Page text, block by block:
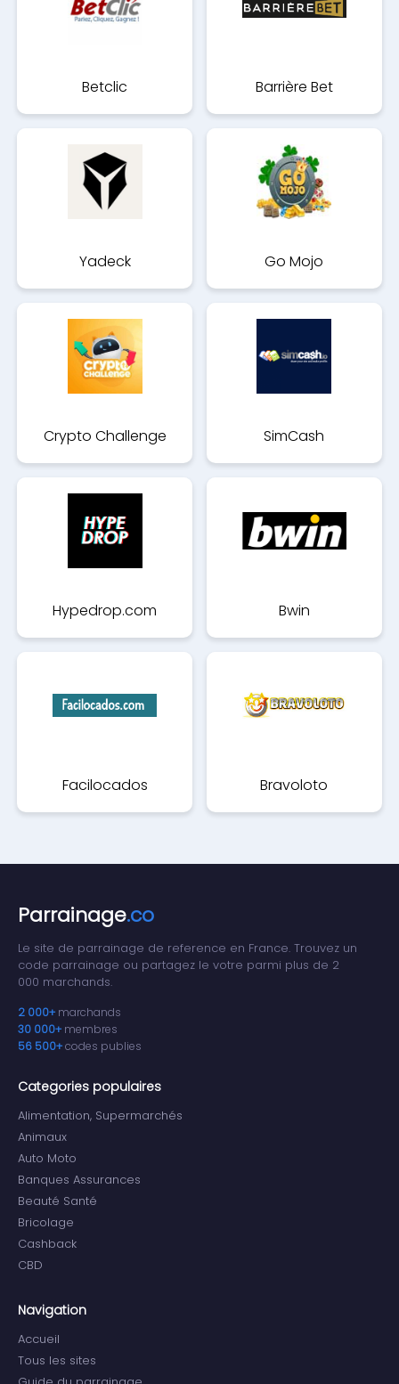
Betclic Barrière Bet
Yadeck Go Mojo
Crypto Challenge SimCash
Hypedrop.com Bwin
Facilocados Bravoloto
Parrainage.co
Le site de parrainage de reference en France. Trouvez un
code parrainage ou partagez le votre parmi plus de 2
000 marchands.
2 000+ marchands
30 000+ membres
56 500+codes publies
Categories populaires
Alimentation, Supermarchés
Animaux
Auto Moto
Banques Assurances
Beauté Santé
Bricolage
Cashback
CBD
Navigation
Accueil
Tous les sites